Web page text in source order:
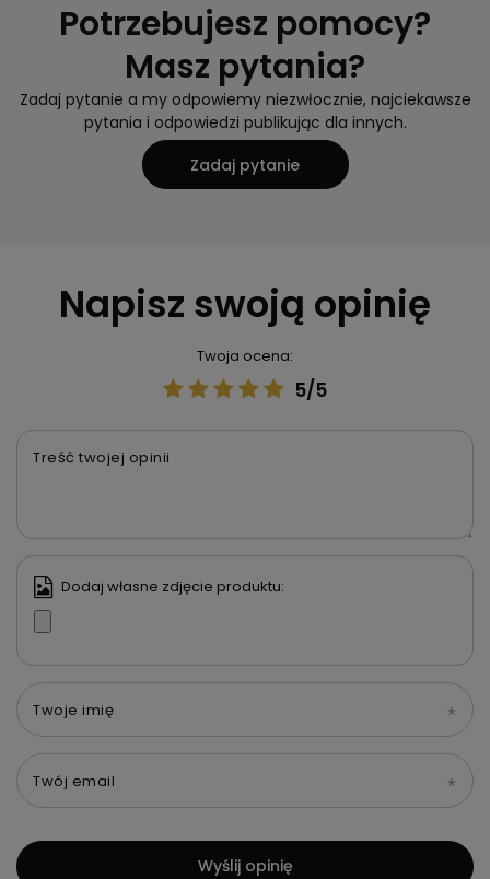
Potrzebujesz pomocy?
Masz pytania?
Zadaj pytanie a my odpowiemy niezwłocznie, najciekawsze
pytania i odpowiedzi publikując dla innych.
Zadaj pytanie
Napisz swoją opinię
Twoja ocena:
5/5
Treść twojej opinii
Dodaj własne zdjęcie produktu:
Twoje imię
Twój email
Wyślij opinię